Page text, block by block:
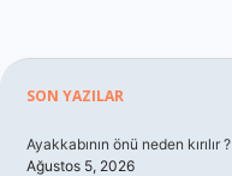
Sidebar
SON YAZILAR
Ayakkabının önü neden kırılır ?
Ağustos 5, 2026